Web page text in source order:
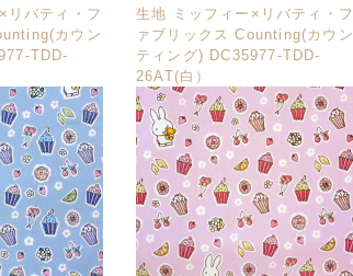
リバティ・フ
カウン
TDD-
生地 ミッフィー×リバティ・フ
ァブリックス Counting(カウン
ティング) DC35977-TDD-
26AT(白）